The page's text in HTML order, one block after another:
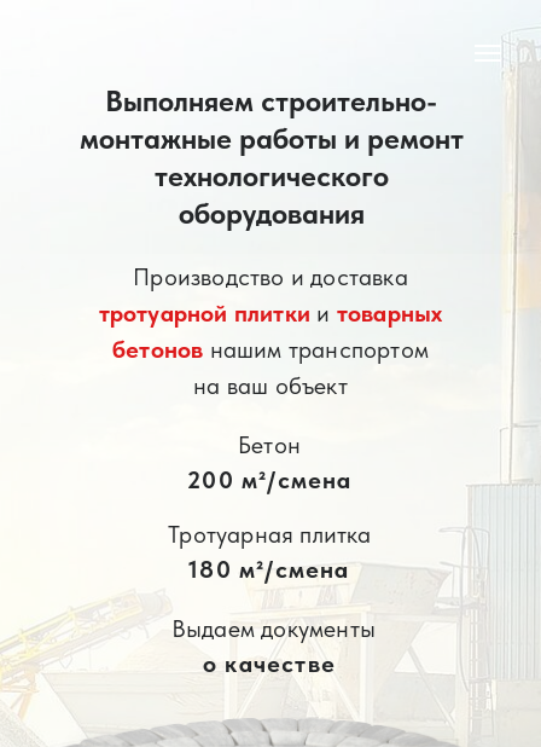
Выполняем строительно-
монтажные работы и ремонт
технологического
оборудования
200 м²/смена
Бетон
180 м²/смена
Тротуарная плитка
о качестве
Выдаем документы
Производство и доставка
тротуарной плитки и товарных
бетонов нашим транспортом
на ваш объект